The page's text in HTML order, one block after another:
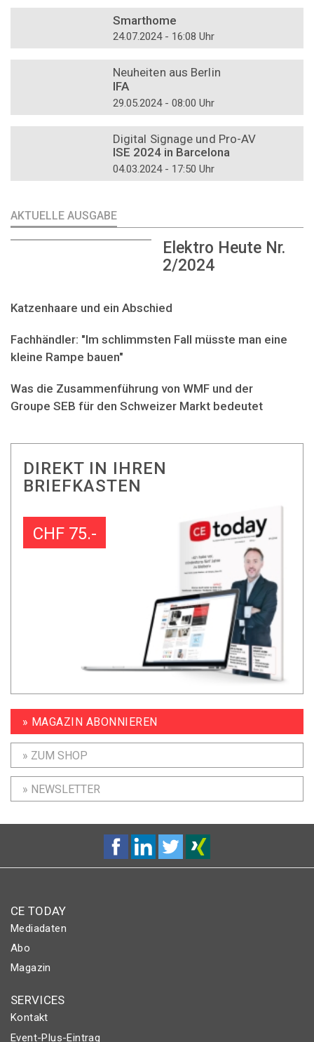
Smarthome
24.07.2024 - 16:08 Uhr
Neuheiten aus Berlin
IFA
29.05.2024 - 08:00 Uhr
Digital Signage und Pro-AV
ISE 2024 in Barcelona
04.03.2024 - 17:50 Uhr
AKTUELLE AUSGABE
Elektro Heute Nr.
2/2024
Katzenhaare und ein Abschied
Fachhändler: "Im schlimmsten Fall müsste man eine
kleine Rampe bauen"
Was die Zusammenführung von WMF und der
Groupe SEB für den Schweizer Markt bedeutet
DIREKT IN IHREN
BRIEFKASTEN
CHF 75.-
» MAGAZIN ABONNIEREN
» ZUM SHOP
» NEWSLETTER
CE TODAY
Mediadaten
Abo
Magazin
SERVICES
Kontakt
Event-Plus-Eintrag